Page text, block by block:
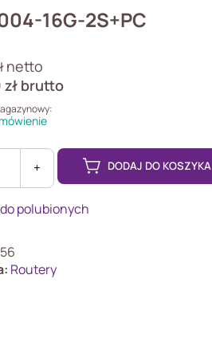
16G-2S+PC
netto
zł brutto
+ DODAJ DO KOSZYKA
polubionych
Routery